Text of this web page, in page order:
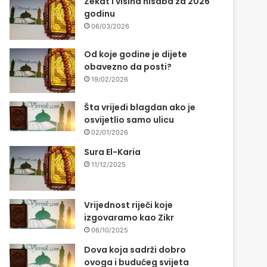
godinu
06/03/2026
Od koje godine je dijete
obavezno da posti?
19/02/2026
Šta vrijedi blagdan ako je
osvijetlio samo ulicu
02/01/2026
Sura El-Karia
11/12/2025
Vrijednost riječi koje
izgovaramo kao Zikr
06/10/2025
Dova koja sadrži dobro
ovoga i budućeg svijeta